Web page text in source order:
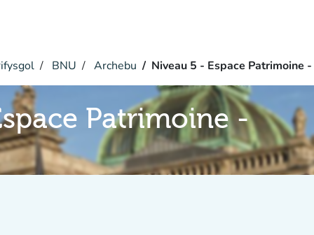
BNU Archebu Niveau 5 - Espace Patrimoine -
Patrimoine -